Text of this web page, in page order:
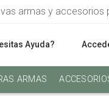
armas y accesorios
Ayuda?
ARMAS